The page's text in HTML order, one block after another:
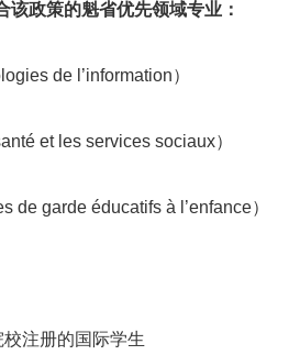
该政策的魁省优先领域专业：
de l’information）
et les services sociaux）
de garde éducatifs à l’enfance）
注册的国际学生